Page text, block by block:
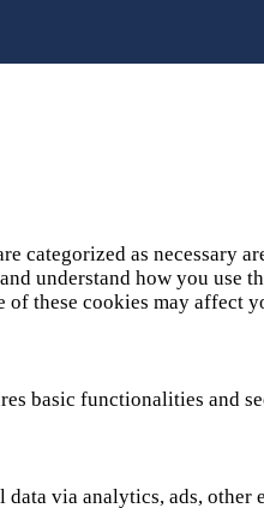
categorized as necessary
understand how you use
these cookies may affect
basic functionalities and
via analytics, ads, other